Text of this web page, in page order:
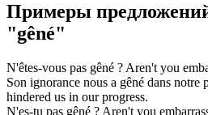
Примеры
"gêné"
N'êtes-vous pas gêné ? Aren't you
Son ignorance nous a gêné dans notre
hindered us in our progress.
N'es-tu pas gêné ? Aren't you